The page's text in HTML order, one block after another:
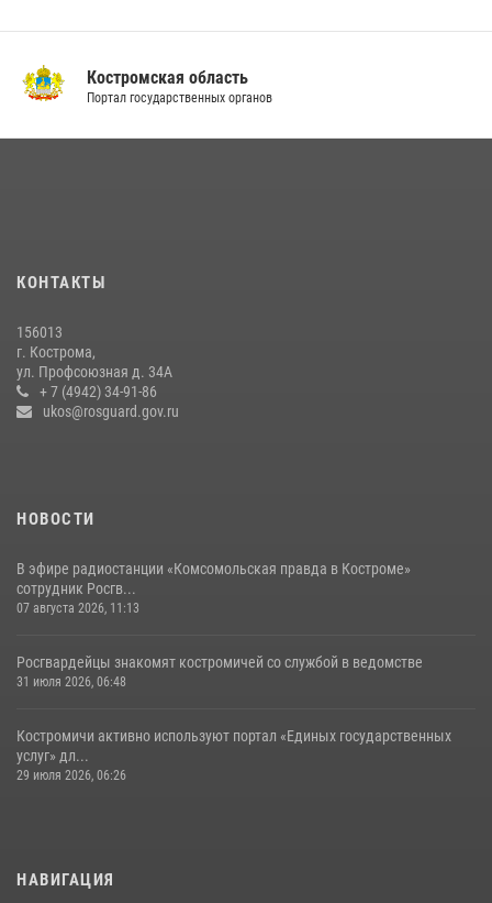
охраны Росгвардии за последнюю неделю в Костроме
14 июля 2026, 06:44
в ВУЗах Росгвардии
Росгвардейцы знакомят костромичей со службой в ведомстве
31 июля 2026, 06:48
Костромская область
Портал государственных органов
КОНТАКТЫ
156013
г. Кострома,
ул. Профсоюзная д. 34А
+ 7 (4942) 34-91-86
ukos@rosguard.gov.ru
НОВОСТИ
В эфире радиостанции «Комсомольская правда в Костроме»
сотрудник Росгв...
07 августа 2026, 11:13
Росгвардейцы знакомят костромичей со службой в ведомстве
31 июля 2026, 06:48
Костромичи активно используют портал «Единых государственных
услуг» дл...
29 июля 2026, 06:26
НАВИГАЦИЯ